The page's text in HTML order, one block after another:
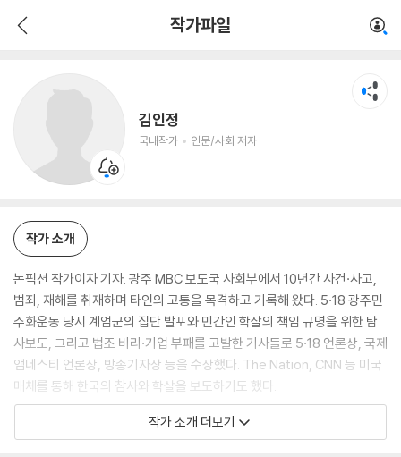
작가파일
김인정
국내작가 인문/사회 저자
인문/사회 저자
작가 소개
논픽션 작가이자 기자. 광주 MBC 보도국 사회부에서 10년간 사건·사고,
범죄, 재해를 취재하며 타인의 고통을 목격하고 기록해 왔다. 5·18 광주민
주화운동 당시 계엄군의 집단 발포와 민간인 학살의 책임 규명을 위한 탐
사보도, 그리고 법조 비리·기업 부패를 고발한 기사들로 5·18 언론상, 국제
앰네스티 언론상, 방송기자상 등을 수상했다. The Nation, CNN 등 미국
매체를 통해 한국의 참사와 학살을 보도하기도 했다.
현재 미국에 거주하며 프리랜서 기자로 다양한 언론사와 협업해 취재와 집
작가 소개 더보기